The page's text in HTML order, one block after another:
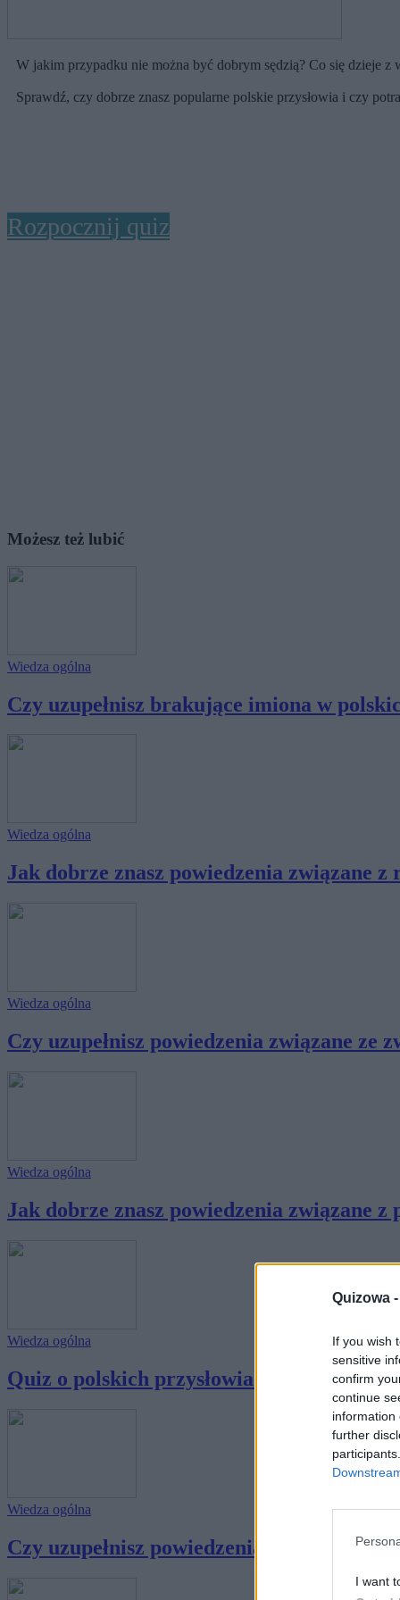
Quizowa -
If you wish
sensitive
confirm
continue
information
further
I want
W jakim przypadku nie można być dobrym sędzią? Co się dzieje z
Sprawdź, czy dobrze znasz popularne polskie przysłowia i czy
Rozpocznij quiz
Możesz też lubić
Wiedza ogólna
Czy uzupełnisz brakujące imiona w
Wiedza ogólna
Jak dobrze znasz powiedzenia związane z
Wiedza ogólna
Czy uzupełnisz powiedzenia związane ze
Wiedza ogólna
Jak dobrze znasz powiedzenia związane z
Wiedza ogólna
Quiz o polskich przysłowiach - sprawdź,
Wiedza ogólna
Czy uzupełnisz powiedzenia związane z